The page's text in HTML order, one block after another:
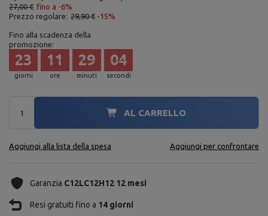
27,00 € fino a -6%
Prezzo regolare: 29,90 € -15%
Fino alla scadenza della
promozione:
giorni
23
ore
11
minuti
29
secondi
03
AL CARRELLO
Aggiungi alla lista della spesa Aggiungi per confrontare
Garanzia C12LC12H12 12 mesi
Resi gratuiti fino a 14 giorni